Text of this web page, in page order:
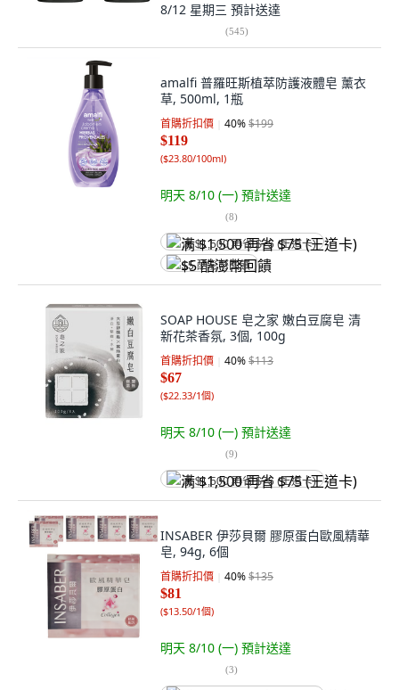
8/12 星期三 預計送達
(545)
amalfi 普羅旺斯植萃防護液體皂 薰衣
草, 500ml, 1瓶
首購折扣價 40%$199
$119
($23.80/100ml)
明天 8/10 (一) 預計送達
(8)
满 $1,500 再省 $75 (王道卡)
$5 酷澎幣回饋
SOAP HOUSE 皂之家 嫩白豆腐皂 清
新花茶香氛, 3個, 100g
首購折扣價 40%$113
$67
($22.33/1個)
明天 8/10 (一) 預計送達
(9)
满 $1,500 再省 $75 (王道卡)
INSABER 伊莎貝爾 膠原蛋白歐風精華
皂, 94g, 6個
首購折扣價 40%$135
$81
($13.50/1個)
明天 8/10 (一) 預計送達
(3)